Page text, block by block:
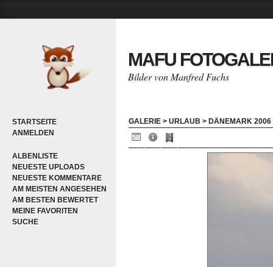
STARTSEITE
ANMELDEN
ALBENLISTE
NEUESTE UPLOADS
NEUESTE KOMMENTARE
AM MEISTEN ANGESEHEN
AM BESTEN BEWERTET
MEINE FAVORITEN
SUCHE
MAFU
Bilder von Manfred Fuchs
GALERIE > URLAUB > DÄNEMARK 2006